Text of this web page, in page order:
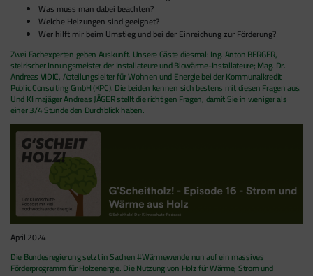
Was muss man dabei beachten?
Welche Heizungen sind geeignet?
Wer hilft mir beim Umstieg und bei der Einreichung zur Förderung?
Zwei Fachexperten geben Auskunft. Unsere Gäste diesmal: Ing. Anton BERGER,
steirischer Innungsmeister der Installateure und Biowärme-Installateure; Mag. Dr.
Andreas VIDIC, Abteilungsleiter für Wohnen und Energie bei der Kommunalkredit
Public Consulting GmbH (KPC). Die beiden kennen sich bestens mit diesen Fragen aus.
Und Klimajäger Andreas JÄGER stellt die richtigen Fragen, damit Sie in weniger als
einer 3/4 Stunde den Durchblick haben.
April 2024
Die Bundesregierung setzt in Sachen #Wärmewende nun auf ein massives
Förderprogramm für Holzenergie. Die Nutzung von Holz für Wärme, Strom und